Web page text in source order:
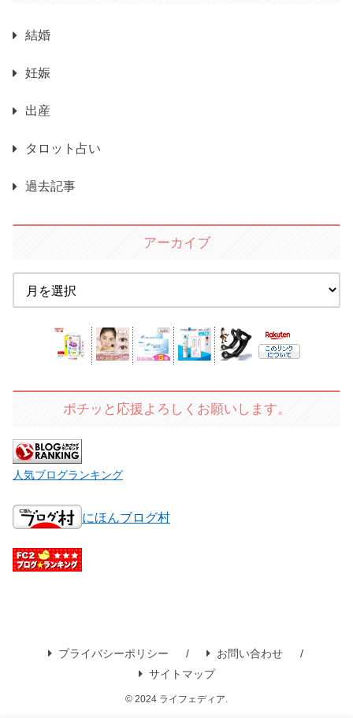
結婚
妊娠
出産
タロット占い
過去記事
アーカイブ
ポチッと応援よろしくお願いします。
人気ブログランキング
にほんブログ村
プライバシーポリシー
お問い合わせ
サイトマップ
© 2024 ライフェディア.